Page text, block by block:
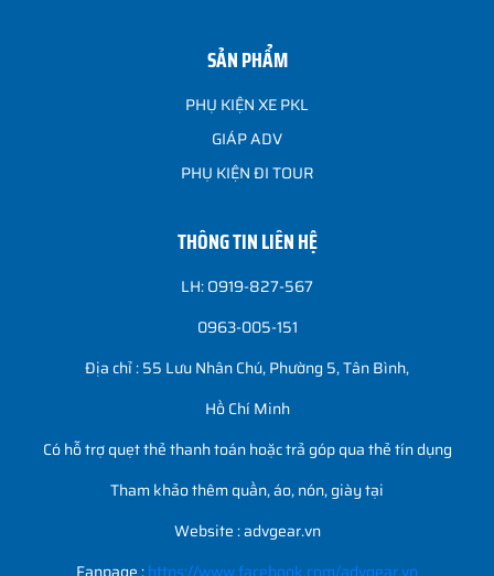
SẢN PHẨM
PHỤ KIỆN XE PKL
GIÁP ADV
PHỤ KIỆN ĐI TOUR
THÔNG TIN LIÊN HỆ
LH: O919-827-567
0963-005-151
Địa chỉ : 55 Lưu Nhân Chú, Phường 5, Tân Bình,
Hồ Chí Minh
Có hỗ trợ quẹt thẻ thanh toán hoặc trả góp qua thẻ tín dụng
Tham khảo thêm quần, áo, nón, giày tại
Website : advgear.vn